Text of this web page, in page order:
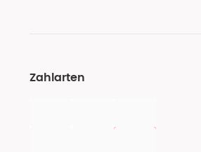
Zahlarten